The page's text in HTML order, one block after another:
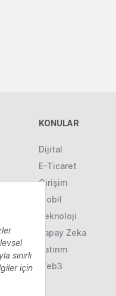
KONULAR
Dijital
E-Ticaret
Girişim
Mobil
Teknoloji
Yapay Zeka
Yatırım
Web3